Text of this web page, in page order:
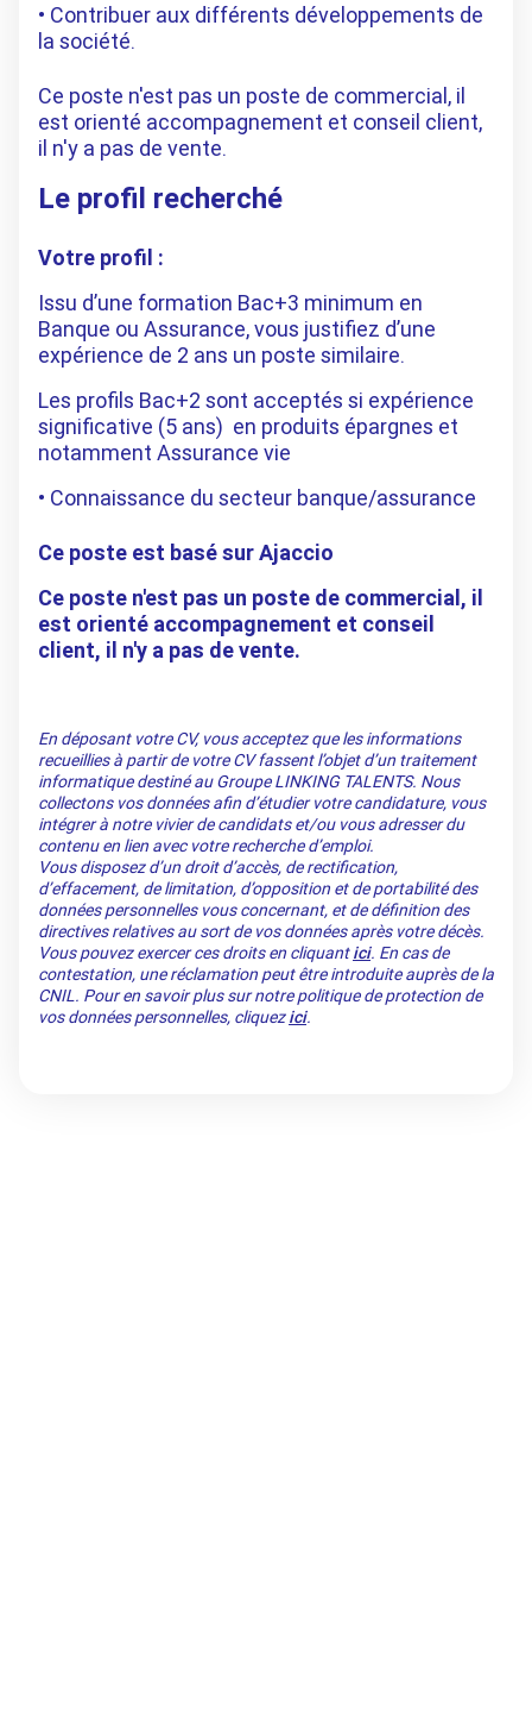
Contribuer aux différents développements de
la société.
Ce poste n'est pas un poste de commercial, il
est orienté accompagnement et conseil client,
il n'y a pas de vente.
Le profil recherché
Votre profil :
Issu d’une formation Bac+3 minimum en
Banque ou Assurance, vous justifiez d’une
expérience de 2 ans un poste similaire.
Les profils Bac+2 sont acceptés si expérience
significative (5 ans) en produits épargnes et
notamment Assurance vie
Connaissance du secteur banque/assurance
Ce poste est basé sur Ajaccio
Ce poste n'est pas un poste de commercial, il
est orienté accompagnement et conseil
client, il n'y a pas de vente.
En déposant votre CV, vous acceptez que les informations
recueillies à partir de votre CV fassent l’objet d’un traitement
informatique destiné au Groupe LINKING TALENTS. Nous
collectons vos données afin d’étudier votre candidature, vous
intégrer à notre vivier de candidats et/ou vous adresser du
contenu en lien avec votre recherche d’emploi.
Vous disposez d’un droit d’accès, de rectification,
d’effacement, de limitation, d’opposition et de portabilité des
données personnelles vous concernant, et de définition des
directives relatives au sort de vos données après votre décès.
Vous pouvez exercer ces droits en cliquantici. En cas de
contestation, une réclamation peut être introduite auprès de la
CNIL. Pour en savoir plus sur notre politique de protection de
vos données personnelles, cliquezici.